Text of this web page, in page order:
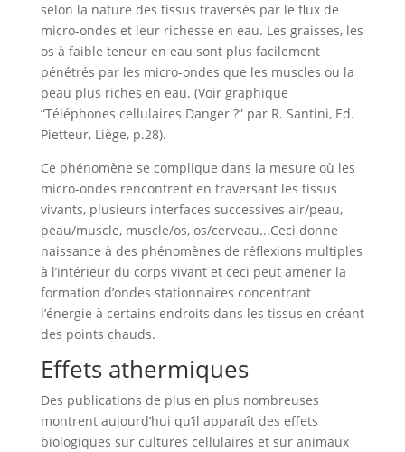
selon la nature des tissus traversés par le flux de
micro-ondes et leur richesse en eau. Les graisses, les
os à faible teneur en eau sont plus facilement
pénétrés par les micro-ondes que les muscles ou la
peau plus riches en eau. (Voir graphique
“Téléphones cellulaires Danger ?” par R. Santini, Ed.
Pietteur, Liège, p.28).
Ce phénomène se complique dans la mesure où les
micro-ondes rencontrent en traversant les tissus
vivants, plusieurs interfaces successives air/peau,
peau/muscle, muscle/os, os/cerveau...Ceci donne
naissance à des phénomènes de réflexions multiples
à l’intérieur du corps vivant et ceci peut amener la
formation d’ondes stationnaires concentrant
l’énergie à certains endroits dans les tissus en créant
des points chauds.
Effets athermiques
Des publications de plus en plus nombreuses
montrent aujourd’hui qu’il apparaît des effets
biologiques sur cultures cellulaires et sur animaux